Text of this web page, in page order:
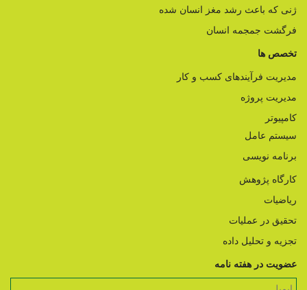
ژنی که باعث رشد مغز انسان شده
فرگشت جمجمه انسان
تخصص ها
مدیریت فرآیندهای کسب و کار
مدیریت پروژه
کامپیوتر
سیستم عامل
برنامه نویسی
کارگاه پژوهش
ریاضیات
تحقیق در عملیات
تجزیه و تحلیل داده
عضویت در هفته نامه